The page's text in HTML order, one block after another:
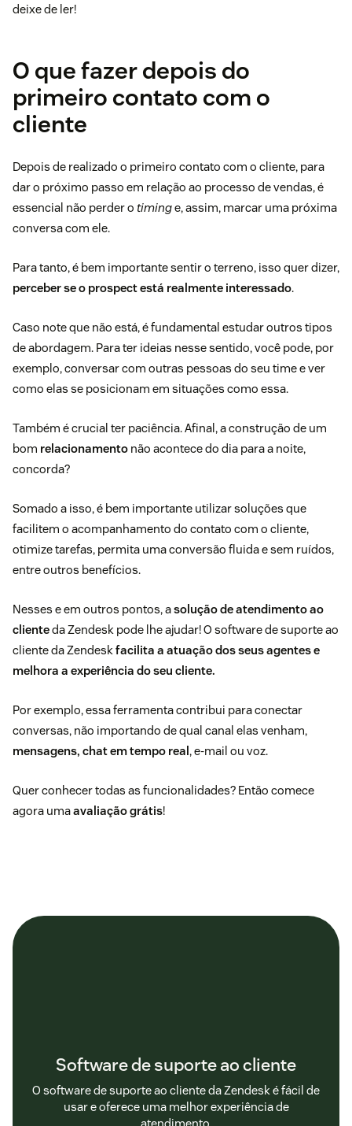
deixe de ler!
O que fazer depois do
primeiro contato com o
cliente
Depois de realizado o primeiro contato com o cliente, para
dar o próximo passo em relação ao processo de vendas, é
essencial não perder o timinge, assim, marcar uma próxima
conversa com ele.
Para tanto, é bem importante sentir o terreno, isso quer dizer,
perceber se o prospect está realmente interessado.
Caso note que não está, é fundamental estudar outros tipos
de abordagem. Para ter ideias nesse sentido, você pode, por
exemplo, conversar com outras pessoas do seu time e ver
como elas se posicionam em situações como essa.
Também é crucial ter paciência. Afinal, a construção de um
bom relacionamento não acontece do dia para a noite,
concorda?
Somado a isso, é bem importante utilizar soluções que
facilitem o acompanhamento do contato com o cliente,
otimize tarefas, permita uma conversão fluida e sem ruídos,
entre outros benefícios.
Nesses e em outros pontos, asolução de atendimento ao
clienteda Zendesk pode lhe ajudar! O software de suporte ao
cliente da Zendeskfacilita a atuação dos seus agentes e
melhora a experiência do seu cliente.
Por exemplo, essa ferramenta contribui para conectar
conversas, não importando de qual canal elas venham,
mensagens, chat em tempo real, e-mail ou voz.
Quer conhecer todas as funcionalidades? Então comece
agora umaavaliação grátis!
Software de suporte ao cliente
O software de suporte ao cliente da Zendesk é fácil de
usar e oferece uma melhor experiência de